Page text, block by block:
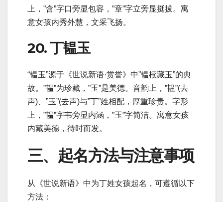
上，”含”字口旁显包容，”章”字立旁显挺拔。寓
意女孩内秀外慧，文采飞扬。
20. 丁韫玉
“韫玉”源于《世说新语·赏誉》中”韫椟藏玉”的典
故。”韫”为珍藏，”玉”是美德。音韵上，”韫”(去
声)、”玉”(去声)与”丁”姓相配，厚重珍贵。字形
上，”韫”字韦旁显内涵，”玉”字简洁。寓意女孩
内藏美德，待时而发。
三、起名方法与注意事项
从《世说新语》中为丁姓女孩起名，可遵循以下
方法：